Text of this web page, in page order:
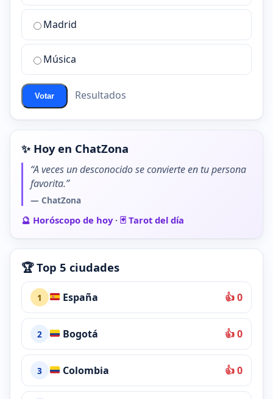
sala
chat
ChatZona?
Madrid
Música
Votar Resultados
✨ Hoy en ChatZona
“A veces un desconocido se convierte en tu persona
favorita.”
— ChatZona
🔮 Horóscopo de hoy· 🃏 Tarot del día
🏆 Top 5 ciudades
1 España 👍 0
2 Bogotá 👍 0
3 Colombia 👍 0